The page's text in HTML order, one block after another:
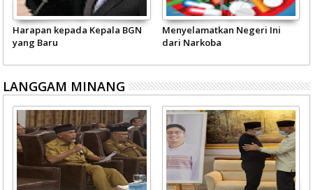
Harapan kepada Kepala BGN
yang Baru
Menyelamatkan Negeri Ini
dari Narkoba
LANGGAM MINANG